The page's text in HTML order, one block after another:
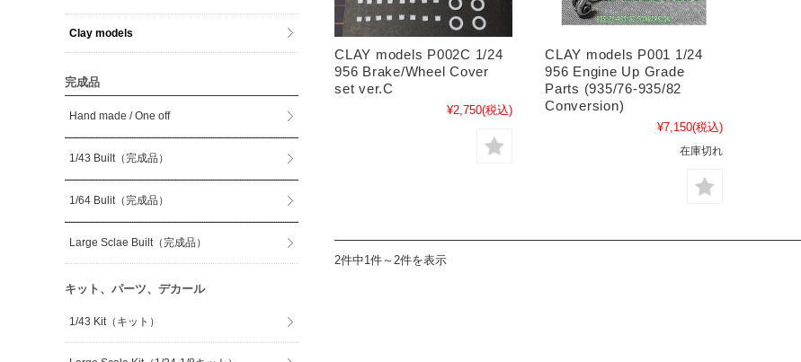
CLAY models P002C 1/24
956 Brake/Wheel Cover
set ver.C
¥2,750(税込)
CLAY models P001 1/24
956 Engine Up Grade
Parts (935/76-935/82
Conversion)
¥7,150(税込)
在庫切れ
2件中1件～2件を表示
Clay models
完成品
Hand made / One off
1/43 Built（完成品）
1/64 Bulit（完成品）
Large Sclae Built（完成品）
キット、パーツ、デカール
1/43 Kit（キット）